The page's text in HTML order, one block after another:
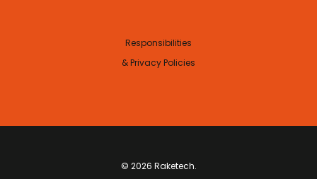
Responsibilities
& Privacy Policies
© 2026 Raketech.